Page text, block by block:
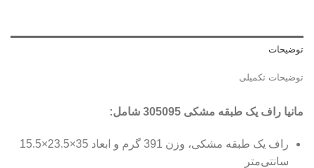
توضیحات
توضیحات تکمیلی
مانیا راف يک طبقه مشکی 305095 شامل:
راف يک طبقه مشکی، وزن 391 گرم و ابعاد 35×23.5×15.5
سانتی‌متر